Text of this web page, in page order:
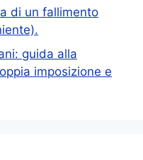
di un fallimento
guida alla
imposizione e